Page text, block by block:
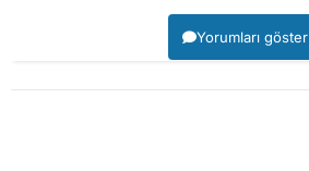
Yorumları göster